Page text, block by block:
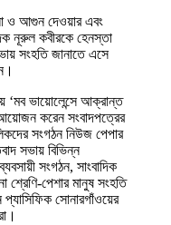
ও আগুন দেওয়ার এবং
নূরুল কবীরকে হেনস্তা
সংহতি জানাতে এসে
‘মব ভায়োলেন্সে আক্রান্ত
করেন সংবাদপত্রের
সংগঠন নিউজ পেপার
সভায় বিভিন্ন
সংগঠন, সাংবাদিক
শ্রেণি-পেশার মানুষ সংহতি
সোনারগাঁওয়ের